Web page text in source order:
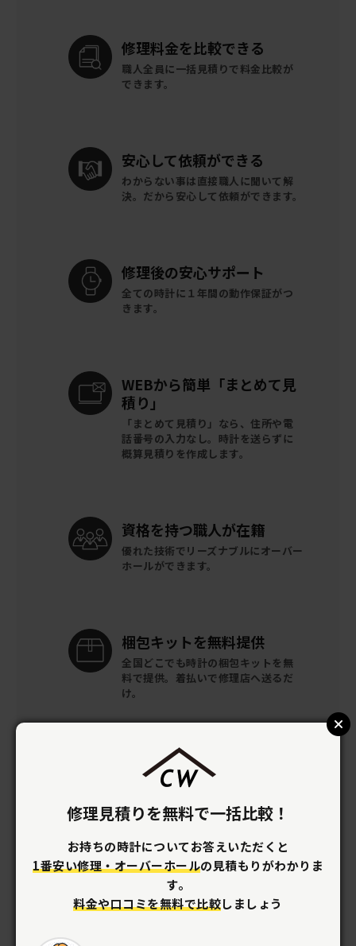
修理料金を比較できる
職人全員に一括見積りで料金比較が
できます。
安心して依頼ができる
わからない事は直接職人に聞いて解
決。 だから安心して依頼ができます。
修理後の安心サポート
全ての時計に １年間の動作保証がつ
きます。
WEBから簡単 「まとめて見
積り」
「まとめて見積り」なら、住所や電
話番号の入力なし。時計を送らずに
概算見積りを作成します。
資格を持つ職人が在籍
優れた技術でリーズナブルにオーバー
ホールができます。
梱包キットを無料提供
全国どこでも時計の梱包キットを 無
料で提供。 着払いで修理店へ送るだ
け。
修理見積りを無料で一括比較！
お持ちの時計についてお答えいただくと
1番安い修理・オーバーホールの見積もりがわかりま
す。
料金や口コミを無料で比較しましょう